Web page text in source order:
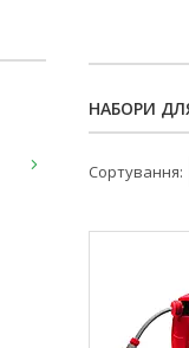
НАБОРИ